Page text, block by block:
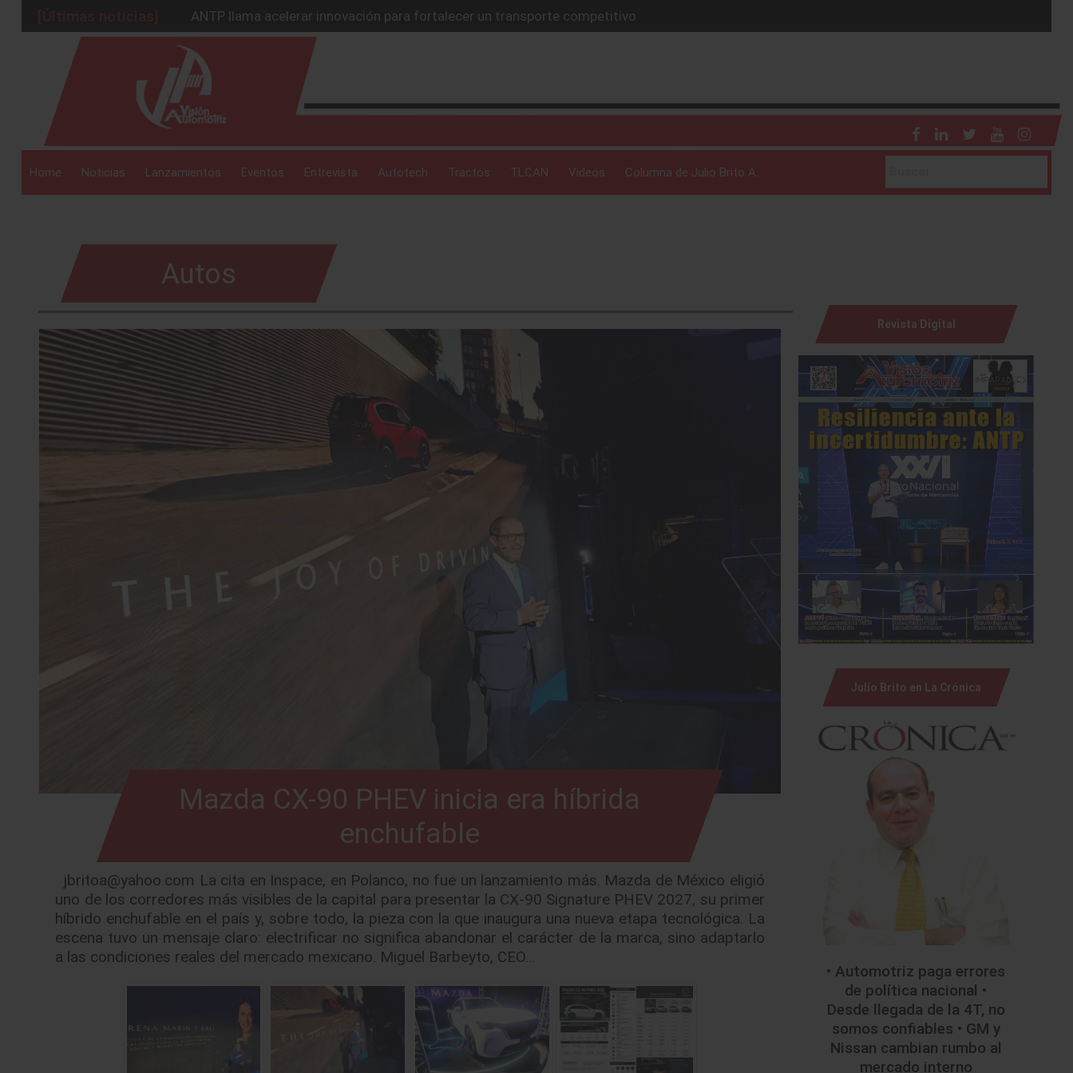
[Últimas noticias]
Unidad empresarial fortalecerá resiliencia del transporte
México necesita acuerdos para recuperar crecimiento y competitividad
Mazda CX-90 PHEV inicia era híbrida enchufable
Nissan X-Trail electrifica la carretera sin enchufe
Home Noticias Lanzamientos Eventos Entrevista Autotech Tractos TLCAN Videos Columna de Julio Brito A.
Autos
Mazda CX-90 PHEV inicia era híbrida
enchufable
jbritoa@yahoo.com La cita en Inspace, en Polanco, no fue un lanzamiento más. Mazda de México eligió
uno de los corredores más visibles de la capital para presentar la CX-90 Signature PHEV 2027, su primer
híbrido enchufable en el país y, sobre todo, la pieza con la que inaugura una nueva etapa tecnológica. La
escena tuvo un mensaje claro: electrificar no significa abandonar el carácter de la marca, sino adaptarlo
a las condiciones reales del mercado mexicano. Miguel Barbeyto, CEO…
Revista Digital
Julio Brito en La Crónica
• Automotriz paga errores
de política nacional •
Desde llegada de la 4T, no
somos confiables • GM y
Nissan cambian rumbo al
mercado interno